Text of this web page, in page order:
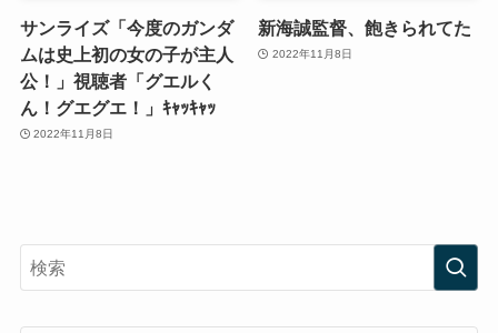
サンライズ「今度のガンダ
ムは史上初の女の子が主人
公！」視聴者「グエルく
ん！グエグエ！」ｷｬｯｷｬｯ
2022年11月8日
新海誠監督、飽きられてた
2022年11月8日